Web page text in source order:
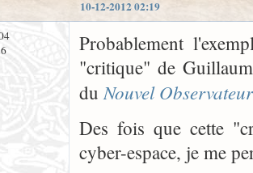
10-12-2012 02:19
Probablement
"critique" de
duNouvel Observateur
Des fois que cette
cyber-espace, je me